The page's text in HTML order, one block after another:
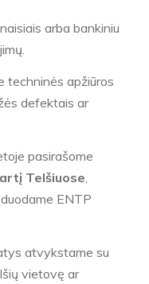
arba bankiniu
techninės apžiūros
defektais ar
pasirašome
Telšiuose
ENTP
atvykstame su
vietovę ar